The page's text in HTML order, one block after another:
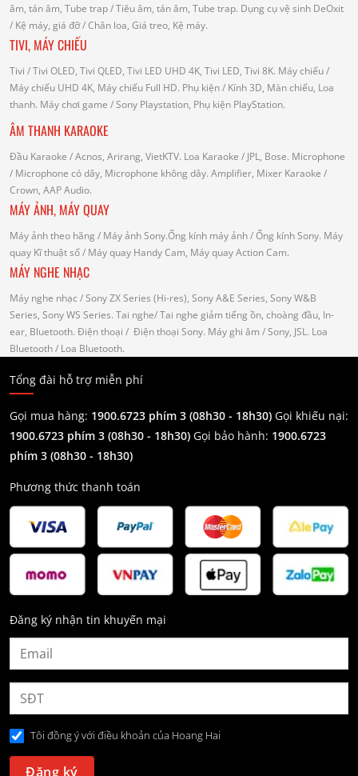
âm, tán âm, Tube trap/ Tiêu âm, tán âm, Tube trap. Dụng cụ vệ sinh DeOxit
/ Kệ máy, giá đỡ/ Chân loa, Giá treo, Kệ máy.
TIVI, MÁY CHIẾU
Tivi / Tivi OLED, Tivi QLED, Tivi LED UHD 4K, Tivi LED, Tivi 8K. Máy chiếu/
Máy chiếu UHD 4K, Máy chiếu Full HD. Phụ kiện/ Kính 3D, Màn chiếu, Loa
thanh. Máy chơi game / Sony Playstation, Phụ kiện PlayStation.
ÂM THANH KARAOKE
Đầu Karaoke / Acnos, Arirang, VietKTV. Loa Karaoke / JPL, Bose. Microphone
/ Microphone có dây, Microphone không dây. Amplifier, Mixer Karaoke /
Crown, AAP Audio.
MÁY ẢNH, MÁY QUAY
Máy ảnh theo hãng / Máy ảnh Sony.Ống kính máy ảnh / Ống kính Sony. Máy
quay Kĩ thuật số/ Máy quay Handy Cam, Máy quay Action Cam.
MÁY NGHE NHẠC
Máy nghe nhạc / Sony ZX Series (Hi-res), Sony A&E Series, Sony W&B
Series, Sony WS Series. Tai nghe/ Tai nghe giảm tiếng ồn, choàng đầu, In-
ear, Bluetooth. Điện thoại / Điện thoại Sony. Máy ghi âm / Sony, JSL. Loa
Bluetooth/ Loa Bluetooth.
Tổng đài hỗ trợ miễn phí
Gọi mua hàng: 1900.6723 phím 3 (08h30 - 18h30) Gọi khiếu nại:
1900.6723 phím 3 (08h30 - 18h30) Gọi bảo hành: 1900.6723
phím 3 (08h30 - 18h30)
Phương thức thanh toán
Đăng ký nhận tin khuyến mại
Tôi đồng ý với điều khoản của Hoang Hai